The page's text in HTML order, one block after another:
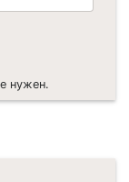
нужен.